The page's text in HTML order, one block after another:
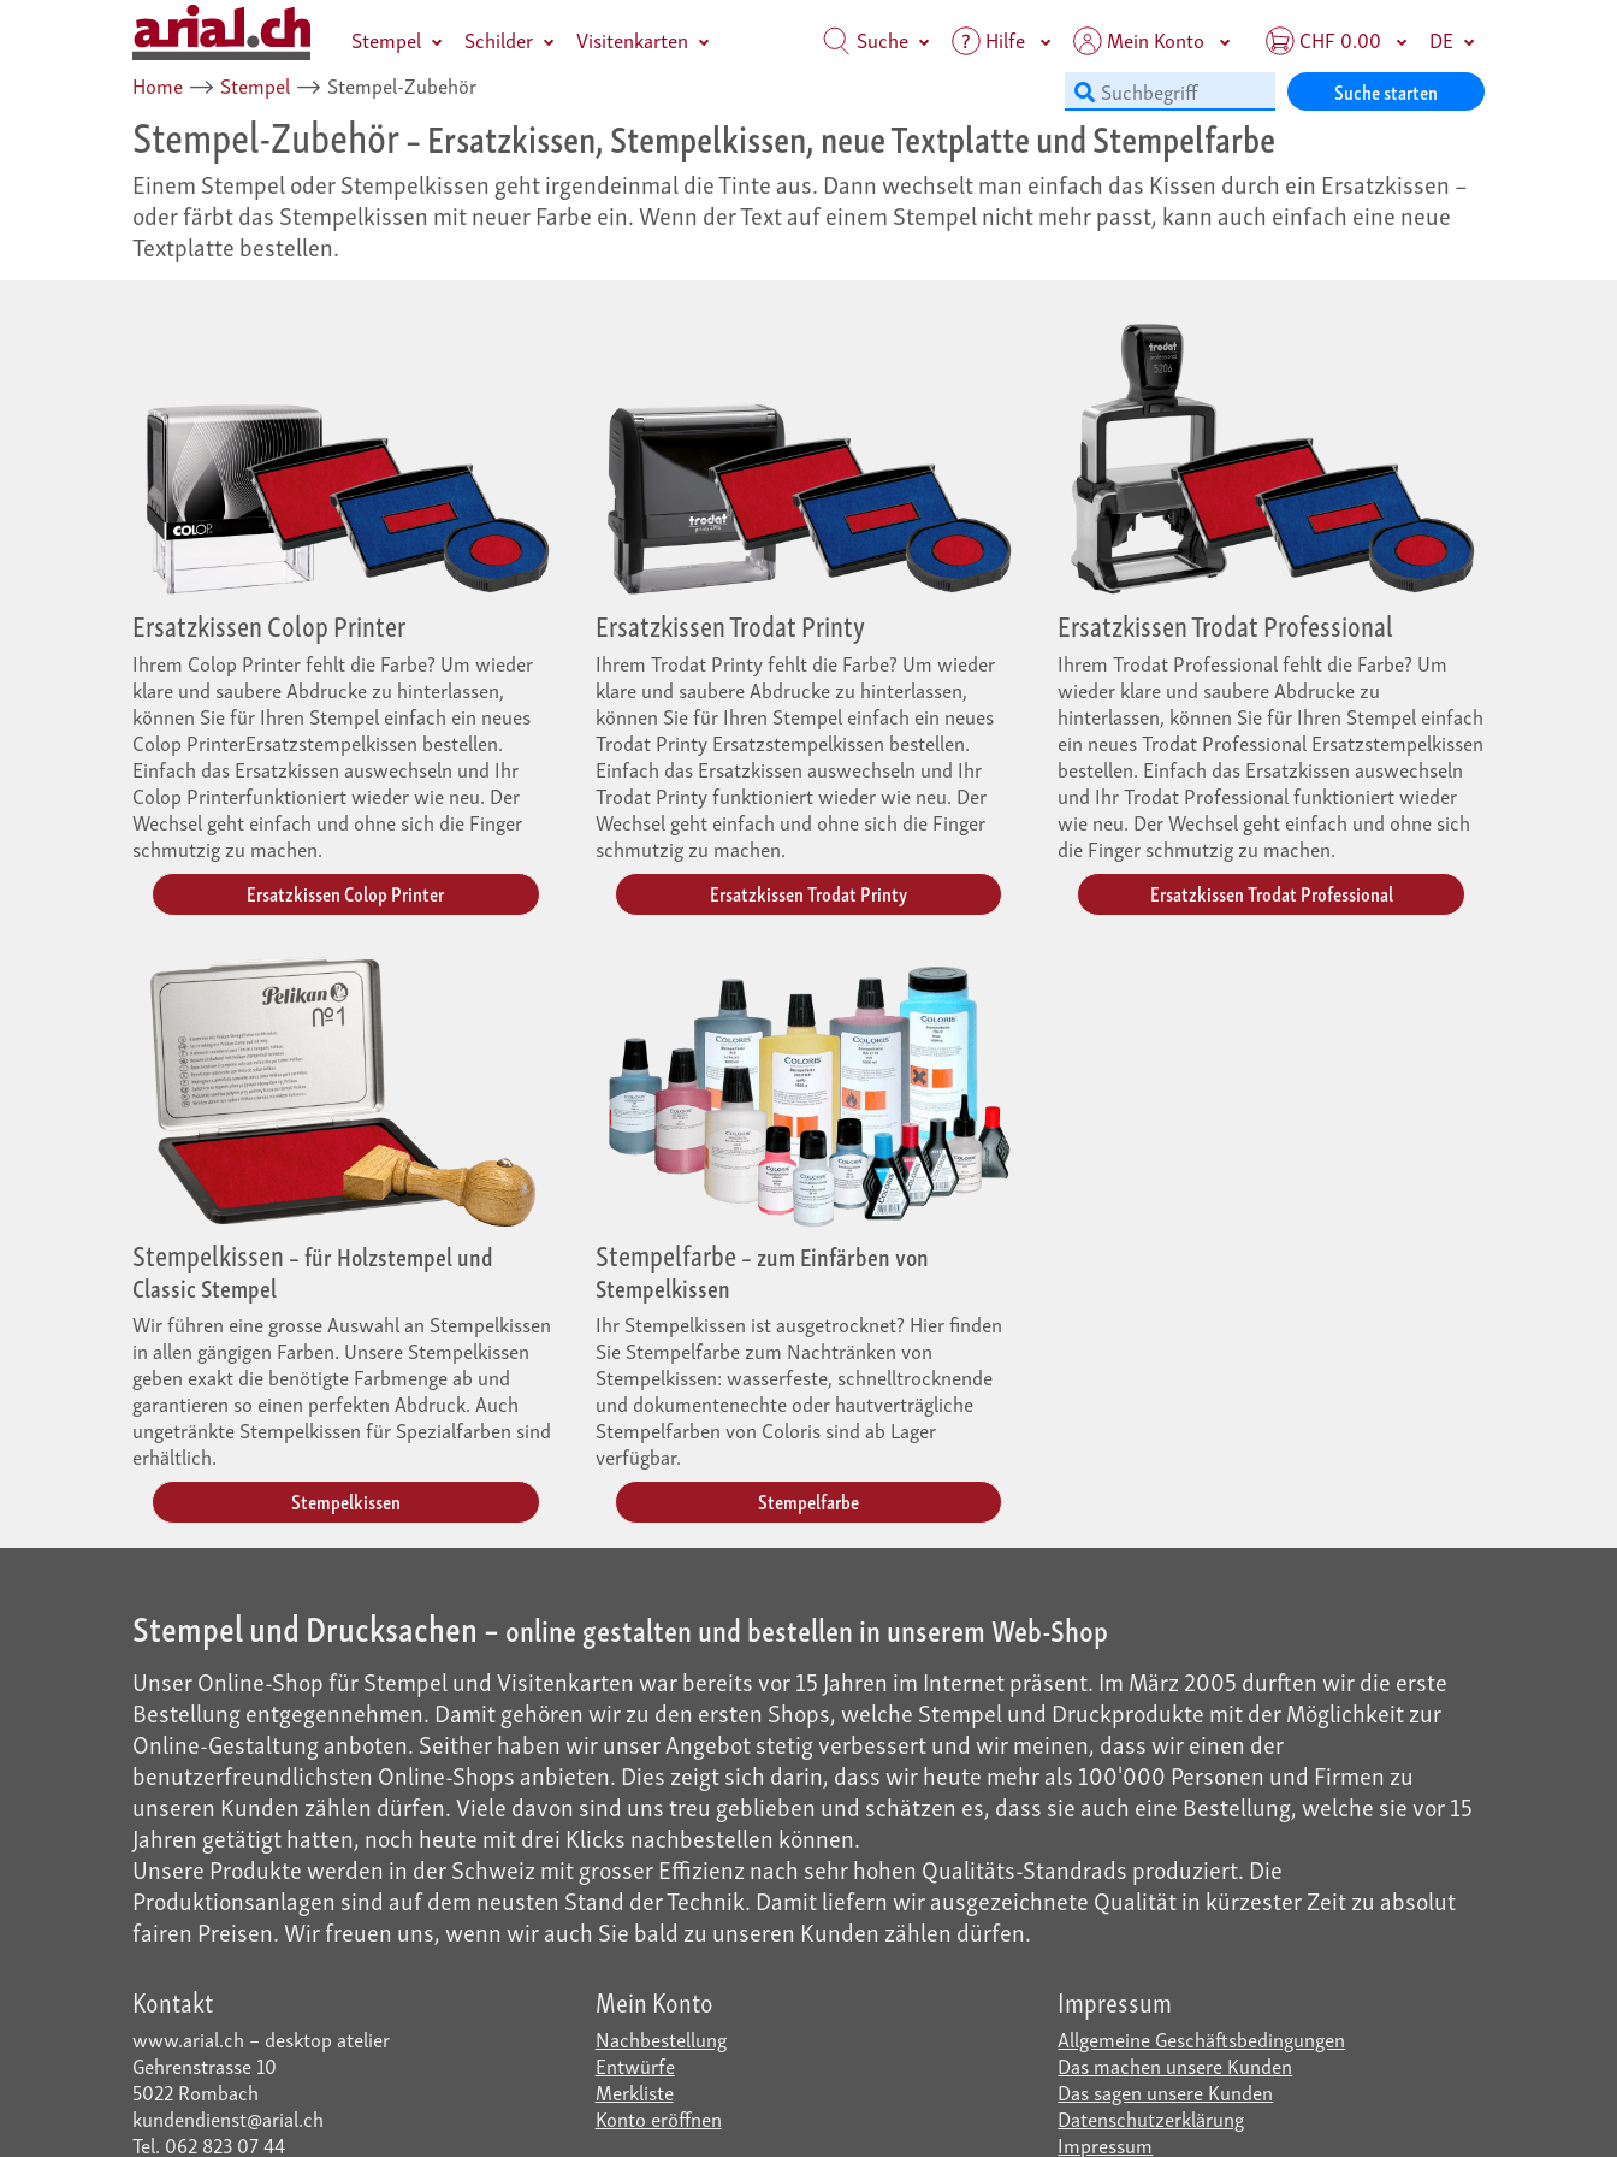
Stempel Schilder Visitenkarten Suche Hilfe Mein Konto CHF 0.00
DE
Home ⟶ Stempel ⟶ Stempel-Zubehör Suche starten
Stempel-Zubehör– Ersatzkissen, Stempelkissen, neue Textplatte und Stempelfarbe
Einem Stempel oder Stempelkissen geht irgendeinmal die Tinte aus. Dann wechselt man einfach das Kissen durch ein Ersatzkissen –
oder färbt das Stempelkissen mit neuer Farbe ein. Wenn der Text auf einem Stempel nicht mehr passt, kann auch einfach eine neue
Textplatte bestellen.
Ersatzkissen Colop Printer
Ihrem Colop Printer fehlt die Farbe? Um wieder
klare und saubere Abdrucke zu hinterlassen,
können Sie für Ihren Stempel einfach ein neues
Colop PrinterErsatzstempelkissen bestellen.
Einfach das Ersatzkissen auswechseln und Ihr
Colop Printerfunktioniert wieder wie neu. Der
Wechsel geht einfach und ohne sich die Finger
schmutzig zu machen.
Ersatzkissen Colop Printer
Ersatzkissen Trodat Printy
Ihrem Trodat Printy fehlt die Farbe? Um wieder
klare und saubere Abdrucke zu hinterlassen,
können Sie für Ihren Stempel einfach ein neues
Trodat Printy Ersatzstempelkissen bestellen.
Einfach das Ersatzkissen auswechseln und Ihr
Trodat Printy funktioniert wieder wie neu. Der
Wechsel geht einfach und ohne sich die Finger
schmutzig zu machen.
Ersatzkissen Trodat Printy
Ersatzkissen Trodat Professional
Ihrem Trodat Professional fehlt die Farbe? Um
wieder klare und saubere Abdrucke zu
hinterlassen, können Sie für Ihren Stempel einfach
ein neues Trodat Professional Ersatzstempelkissen
bestellen. Einfach das Ersatzkissen auswechseln
und Ihr Trodat Professional funktioniert wieder
wie neu. Der Wechsel geht einfach und ohne sich
die Finger schmutzig zu machen.
Ersatzkissen Trodat Professional
Stempelkissen– für Holzstempel und
Classic Stempel
Wir führen eine grosse Auswahl an Stempelkissen
in allen gängigen Farben. Unsere Stempelkissen
geben exakt die benötigte Farbmenge ab und
garantieren so einen perfekten Abdruck. Auch
ungetränkte Stempelkissen für Spezialfarben sind
erhältlich.
Stempelkissen
Stempelfarbe– zum Einfärben von
Stempelkissen
Ihr Stempelkissen ist ausgetrocknet? Hier finden
Sie Stempelfarbe zum Nachtränken von
Stempelkissen: wasserfeste, schnelltrocknende
und dokumentenechte oder hautverträgliche
Stempelfarben von Coloris sind ab Lager
verfügbar.
Stempelfarbe
Stempel und Drucksachen –online gestalten und bestellen in unserem Web-Shop
Unser Online-Shop für Stempel und Visitenkarten war bereits vor 15 Jahren im Internet präsent. Im März 2005 durften wir die erste
Bestellung entgegennehmen. Damit gehören wir zu den ersten Shops, welche Stempel und Druckprodukte mit der Möglichkeit zur
Online-Gestaltung anboten. Seither haben wir unser Angebot stetig verbessert und wir meinen, dass wir einen der
benutzerfreundlichsten Online-Shops anbieten. Dies zeigt sich darin, dass wir heute mehr als 100'000 Personen und Firmen zu
unseren Kunden zählen dürfen. Viele davon sind uns treu geblieben und schätzen es, dass sie auch eine Bestellung, welche sie vor 15
Jahren getätigt hatten, noch heute mit drei Klicks nachbestellen können.
Unsere Produkte werden in der Schweiz mit grosser Effizienz nach sehr hohen Qualitäts-Standrads produziert. Die
Produktionsanlagen sind auf dem neusten Stand der Technik. Damit liefern wir ausgezeichnete Qualität in kürzester Zeit zu absolut
fairen Preisen. Wir freuen uns, wenn wir auch Sie bald zu unseren Kunden zählen dürfen.
Kontakt
www.arial.ch – desktop atelier
Gehrenstrasse 10
5022 Rombach
kundendienst@arial.ch
Tel. 062 823 07 44
Mein Konto
Nachbestellung
Entwürfe
Merkliste
Konto eröffnen
Impressum
Allgemeine Geschäftsbedingungen
Das machen unsere Kunden
Das sagen unsere Kunden
Datenschutzerklärung
Impressum